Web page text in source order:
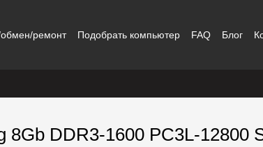
обмен/ремонт Подобрать компьютер FAQ Блог
8Gb DDR3-1600 PC3L-12800